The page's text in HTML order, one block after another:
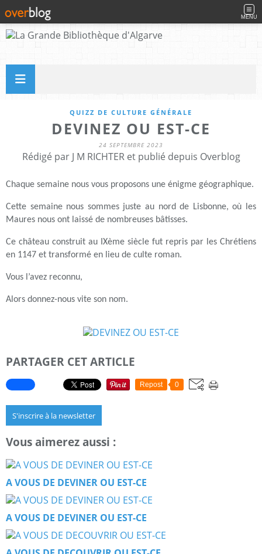
MENU
QUIZZ DE CULTURE GÉNÉRALE
DEVINEZ OU EST-CE
24 SEPTEMBRE 2023
Rédigé par J M RICHTER et publié depuis Overblog
Chaque semaine nous vous proposons une énigme géographique.
Cette semaine nous sommes juste au nord de Lisbonne, où les
Maures nous ont laissé de nombreuses bâtisses.
Ce château construit au IXème siècle fut repris par les Chrétiens
en 1147 et transformé en lieu de culte roman.
Vous l’avez reconnu,
Alors donnez-nous vite son nom.
PARTAGER CET ARTICLE
Repost 0
S'inscrire à la newsletter
Vous aimerez aussi :
A VOUS DE DEVINER OU EST-CE
A VOUS DE DEVINER OU EST-CE